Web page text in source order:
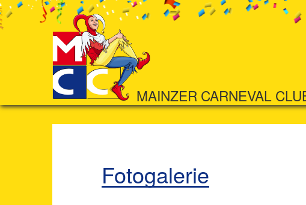
MAINZER CARNEVAL
Fotogalerie